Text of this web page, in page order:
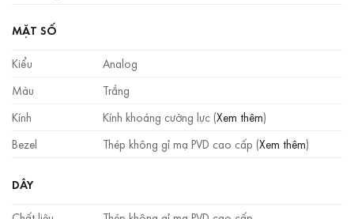
MẶT SỐ
Kiểu
Analog
Màu
Trắng
Kính
Kính khoáng cường lực (Xem thêm)
Bezel
Thép không gỉ mạ PVD cao cấp (Xem thêm)
DÂY